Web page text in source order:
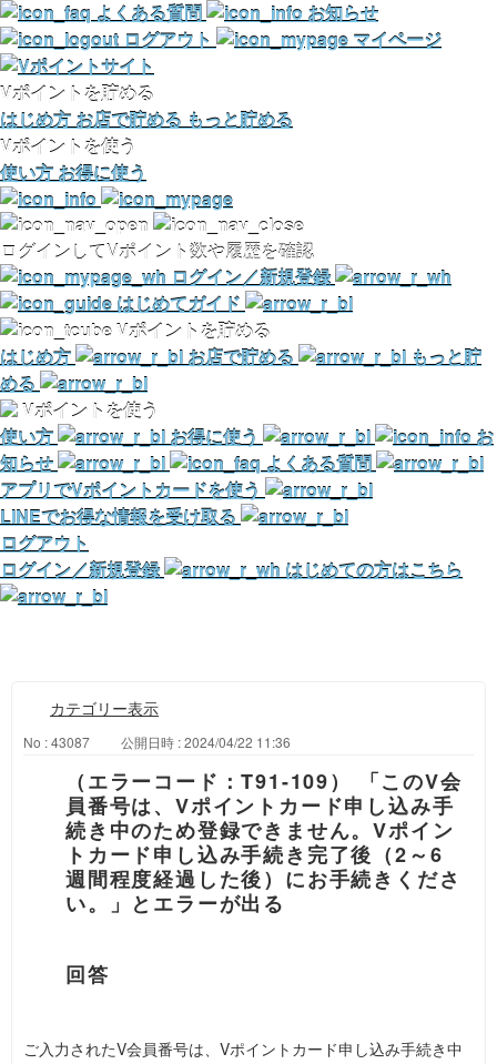
よくある質問
お知らせ
ログアウト
マイページ
Vポイントを貯める
はじめ方 お店で貯める もっと貯める
Vポイントを使う
使い方 お得に使う
ログインしてVポイント数や履歴を確認
ログイン／新規登録
はじめてガイド
Vポイントを貯める
はじめ方
お店で貯める
もっと貯
める
Vポイントを使う
使い方
お得に使う
お
知らせ
よくある質問
アプリでVポイントカードを使う
LINEでお得な情報を受け取る
ログアウト
ログイン／新規登録
はじめての方はこちら
カテゴリー表示
No : 43087 公開日時 : 2024/04/22 11:36
（エラーコード：T91-109） 「このV会
員番号は、Vポイントカード申し込み手
続き中のため登録できません。Vポイン
トカード申し込み手続き完了後（2～6
週間程度経過した後）にお手続きくださ
い。」とエラーが出る
ご入力されたV会員番号は、Vポイントカード申し込み手続き中